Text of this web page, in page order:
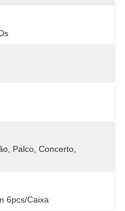
Palco, Concerto,
6pcs/caixa